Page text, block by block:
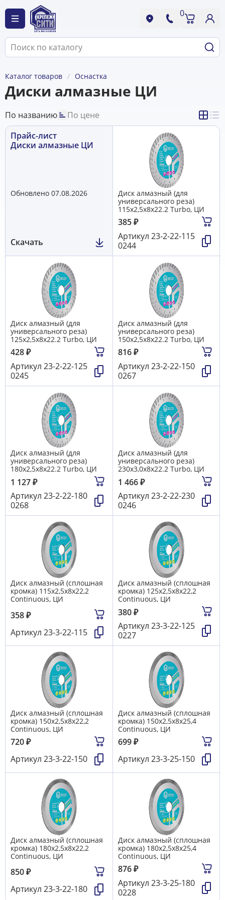
0
Каталог товаров Оснастка
Диски алмазные ЦИ
По названию
По цене
Прайс-лист
Диски алмазные ЦИ
Обновлено 07.08.2026
Скачать
Диск алмазный (для
универсального реза)
115х2,5х8х22.2 Turbo, ЦИ
385₽
Артикул 23-2-22-115
0244
Диск алмазный (для
универсального реза)
125х2,5х8х22.2 Turbo, ЦИ
428₽
Артикул 23-2-22-125
0245
Диск алмазный (для
универсального реза)
150х2,5х8х22.2 Turbo, ЦИ
816₽
Артикул 23-2-22-150
0267
Диск алмазный (для
универсального реза)
180х2,5х8х22.2 Turbo, ЦИ
1 127₽
Артикул 23-2-22-180
0268
Диск алмазный (для
универсального реза)
230х3,0х8х22.2 Turbo, ЦИ
1 466₽
Артикул 23-2-22-230
0246
Диск алмазный (сплошная
кромка) 115х2,5х8х22,2
Continuous, ЦИ
358₽
Артикул 23-3-22-115
Диск алмазный (сплошная
кромка) 125х2,5х8х22,2
Continuous, ЦИ
380₽
Артикул 23-3-22-125
0227
Диск алмазный (сплошная
кромка) 150х2,5х8х22,2
Continuous, ЦИ
720₽
Артикул 23-3-22-150
Диск алмазный (сплошная
кромка) 150х2,5х8х25,4
Continuous, ЦИ
699₽
Артикул 23-3-25-150
Диск алмазный (сплошная
кромка) 180х2,5х8х22,2
Continuous, ЦИ
850₽
Артикул 23-3-22-180
Диск алмазный (сплошная
кромка) 180х2,5х8х25,4
Continuous, ЦИ
876₽
Артикул 23-3-25-180
0228